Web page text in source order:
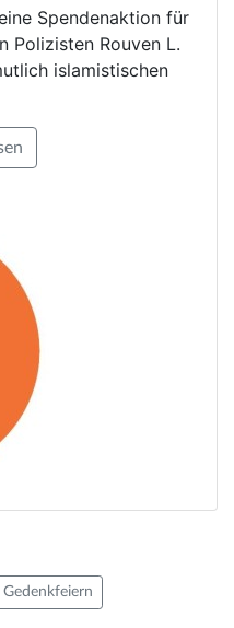
Spendenaktion für
Polizisten Rouven L.
islamistischen
Gedenkfeiern